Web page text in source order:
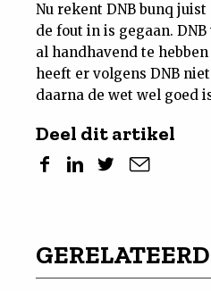
Nu rekent DNB bunq
de fout in is gegaan.
al handhavend te
heeft er volgens DNB
daarna de wet wel goed
Deel dit artikel
GERELATEERD